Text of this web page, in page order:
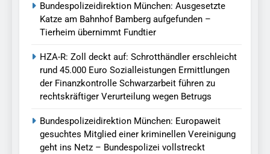
Bundespolizeidirektion München: Ausgesetzte
Katze am Bahnhof Bamberg aufgefunden –
Tierheim übernimmt Fundtier
HZA-R: Zoll deckt auf: Schrotthändler erschleicht
rund 45.000 Euro Sozialleistungen Ermittlungen
der Finanzkontrolle Schwarzarbeit führen zu
rechtskräftiger Verurteilung wegen Betrugs
Bundespolizeidirektion München: Europaweit
gesuchtes Mitglied einer kriminellen Vereinigung
geht ins Netz – Bundespolizei vollstreckt